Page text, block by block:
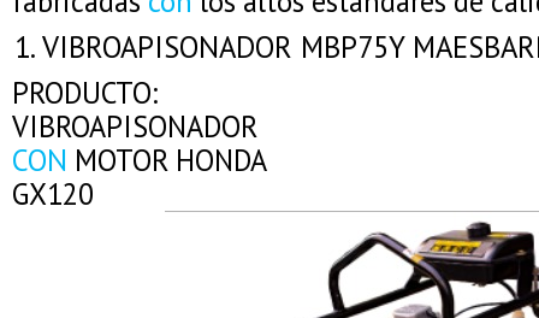
VIBROAPISONADOR MBP75Y
PRODUCTO:
VIBROAPISONADOR
CON MOTOR HONDA
GX120